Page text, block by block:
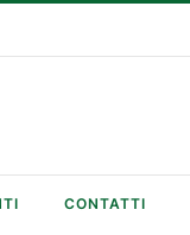
CONTATTI